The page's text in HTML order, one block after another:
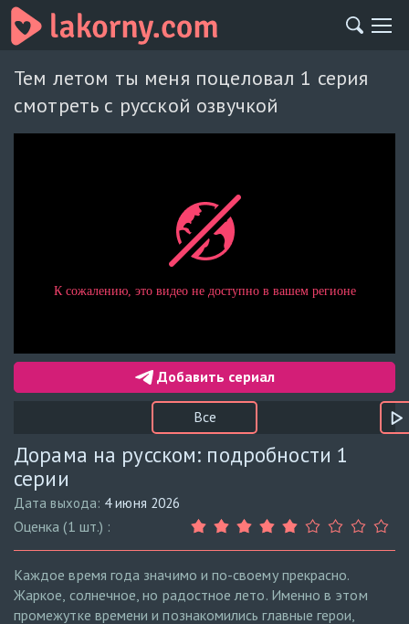
Тем летом ты меня поцеловал 1 серия
смотреть с русской озвучкой
Добавить сериал
Все
Дорама на русском: подробности 1
серии
Дата выхода: 4 июня 2026
Оценка (1 шт.) :
Каждое время года значимо и по-своему прекрасно.
Жаркое, солнечное, но радостное лето. Именно в этом
промежутке времени и познакомились главные герои,